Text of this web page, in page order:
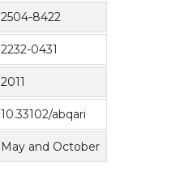
2504-8422
2232-0431
2011
10.33102/abqari
May and October